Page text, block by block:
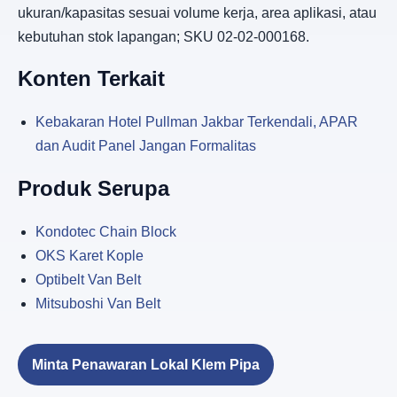
ukuran/kapasitas sesuai volume kerja, area aplikasi, atau
kebutuhan stok lapangan; SKU 02-02-000168.
Konten Terkait
Kebakaran Hotel Pullman Jakbar Terkendali, APAR
dan Audit Panel Jangan Formalitas
Produk Serupa
Kondotec Chain Block
OKS Karet Kople
Optibelt Van Belt
Mitsuboshi Van Belt
Minta Penawaran Lokal Klem Pipa